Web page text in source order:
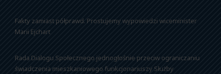
Fakty zamiast półprawd. Prostujemy wypowiedzi wiceminister
Marii Ejchart
Rada Dialogu Społecznego jednogłośnie przeciw ograniczaniu
świadczenia mieszkaniowego funkcjonariuszy Służby